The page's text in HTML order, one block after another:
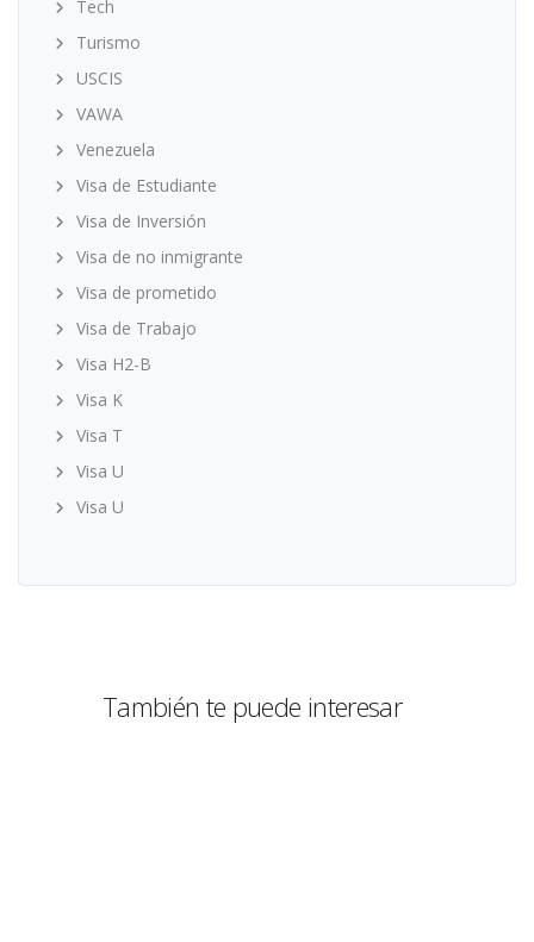
Tech
Turismo
USCIS
VAWA
Venezuela
Visa de Estudiante
Visa de Inversión
Visa de no inmigrante
Visa de prometido
Visa de Trabajo
Visa H2-B
Visa K
Visa T
Visa U
Visa U
También te puede interesar